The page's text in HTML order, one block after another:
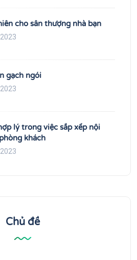
cho sân thượng nhà bạn
gạch ngói
lý trong việc sắp xếp nội
khách
Chủ đề